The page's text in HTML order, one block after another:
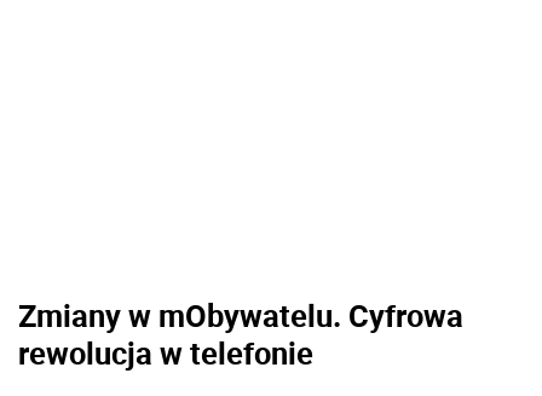
Zmiany w mObywatelu. Cyfrowa
rewolucja w telefonie